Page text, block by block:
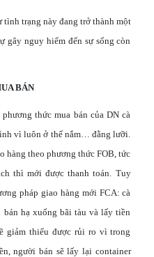
tình trạng này đang trở thành một
gây nguy hiểm đến sự sống còn
BÁN
thức mua bán của DN cà
vì luôn ở thế nắm… đằng lưỡi.
hàng theo phương thức FOB, tức
thì mới được thanh toán. Tuy
pháp giao hàng mới FCA: cà
bán hạ xuống bãi tàu và lấy tiền
giảm thiểu được rủi ro vì trong
người bán sẽ lấy lại container